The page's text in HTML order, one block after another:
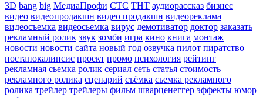
3D bang big МедиаПрофи СТС ТНТ аудиорассказ бизнес
видео видеопродакшн видео продакшн видеореклама
видеосъемка видеосьемка вирус демотиватор доктор заказать
рекламный ролик звук зомби игра кино книга монтаж
новости новости сайта новый год озвучка пилот пиратство
постапокалипсис проект промо психология рейтинг
рекламная сьемка ролик сериал сеть статья стоимость
рекламного ролика сценарий съёмка сьемка рекламного
ролика трейлер трейлеры фильм шварценеггер эффекты юмор